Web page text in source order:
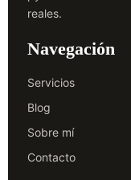
reales.
Navegación
Servicios
Blog
Sobre mí
Contacto